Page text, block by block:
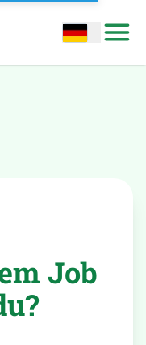
Open options
Job